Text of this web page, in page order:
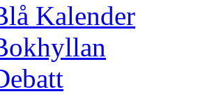
Kalender